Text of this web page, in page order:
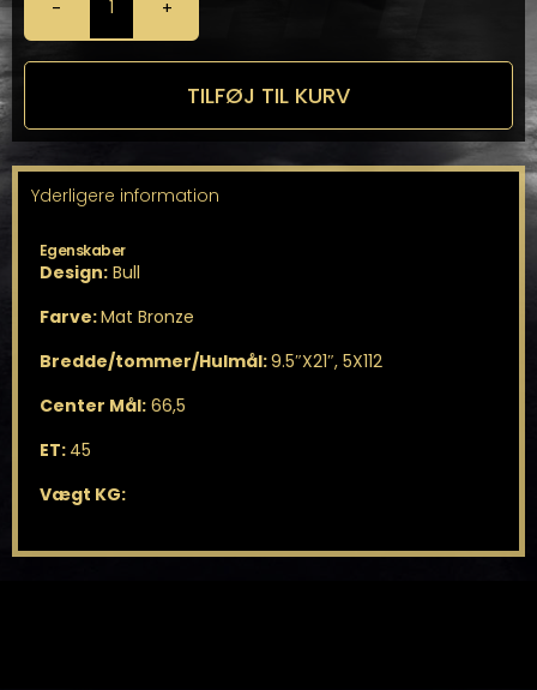
MOTEC
Bull
i
9.5X21
ET45
antal
TILFØJ TIL KURV
Yderligere information
Egenskaber
Design:Bull
Farve:Mat Bronze
Bredde/tommer/Hulmål:9.5″X21″, 5X112
Center Mål:66,5
ET: 45
Vægt KG: